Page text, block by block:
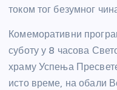
током тог безумног
Комеморативни
суботу у 8 часова
храму Успења
исто време, на обали